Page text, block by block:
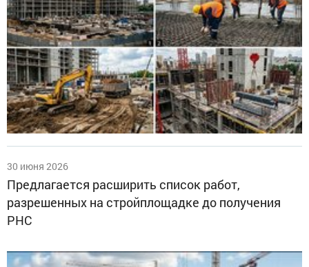
30 июня 2026
Предлагается расширить список работ,
разрешенных на стройплощадке до получения
РНС